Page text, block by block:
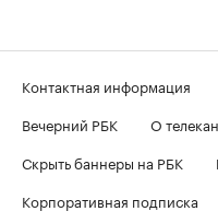
Контактная информация
Вечерний РБК
О
Скрыть баннеры на РБК
Корпоративная подписка